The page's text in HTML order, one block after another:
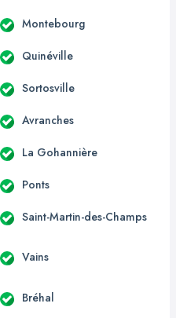
Montebourg
Quinéville
Sortosville
Avranches
La Gohannière
Ponts
Saint-Martin-des-Champs
Vains
Bréhal